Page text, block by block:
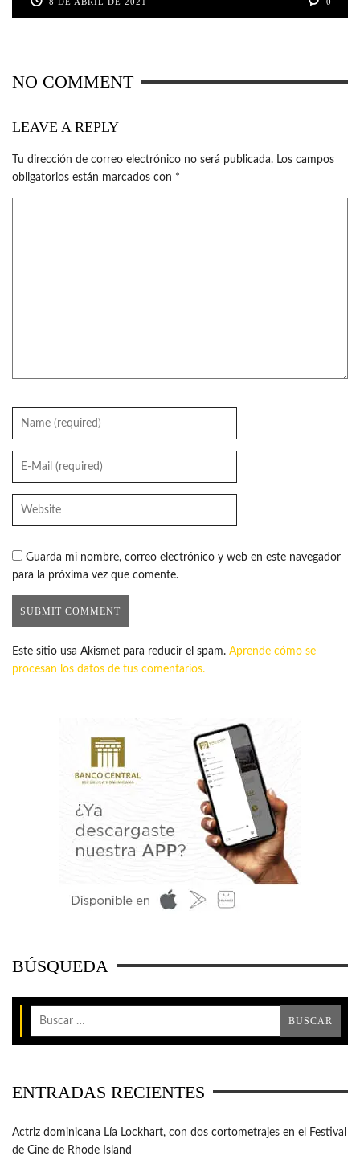
8 DE ABRIL DE 2021 0
NO COMMENT
LEAVE A REPLY
Tu dirección de correo electrónico no será publicada. Los campos
obligatorios están marcados con *
Guarda mi nombre, correo electrónico y web en este navegador
para la próxima vez que comente.
Este sitio usa Akismet para reducir el spam. Aprende cómo se
procesan los datos de tus comentarios.
BÚSQUEDA
ENTRADAS RECIENTES
Actriz dominicana Lía Lockhart, con dos cortometrajes en el Festival
de Cine de Rhode Island